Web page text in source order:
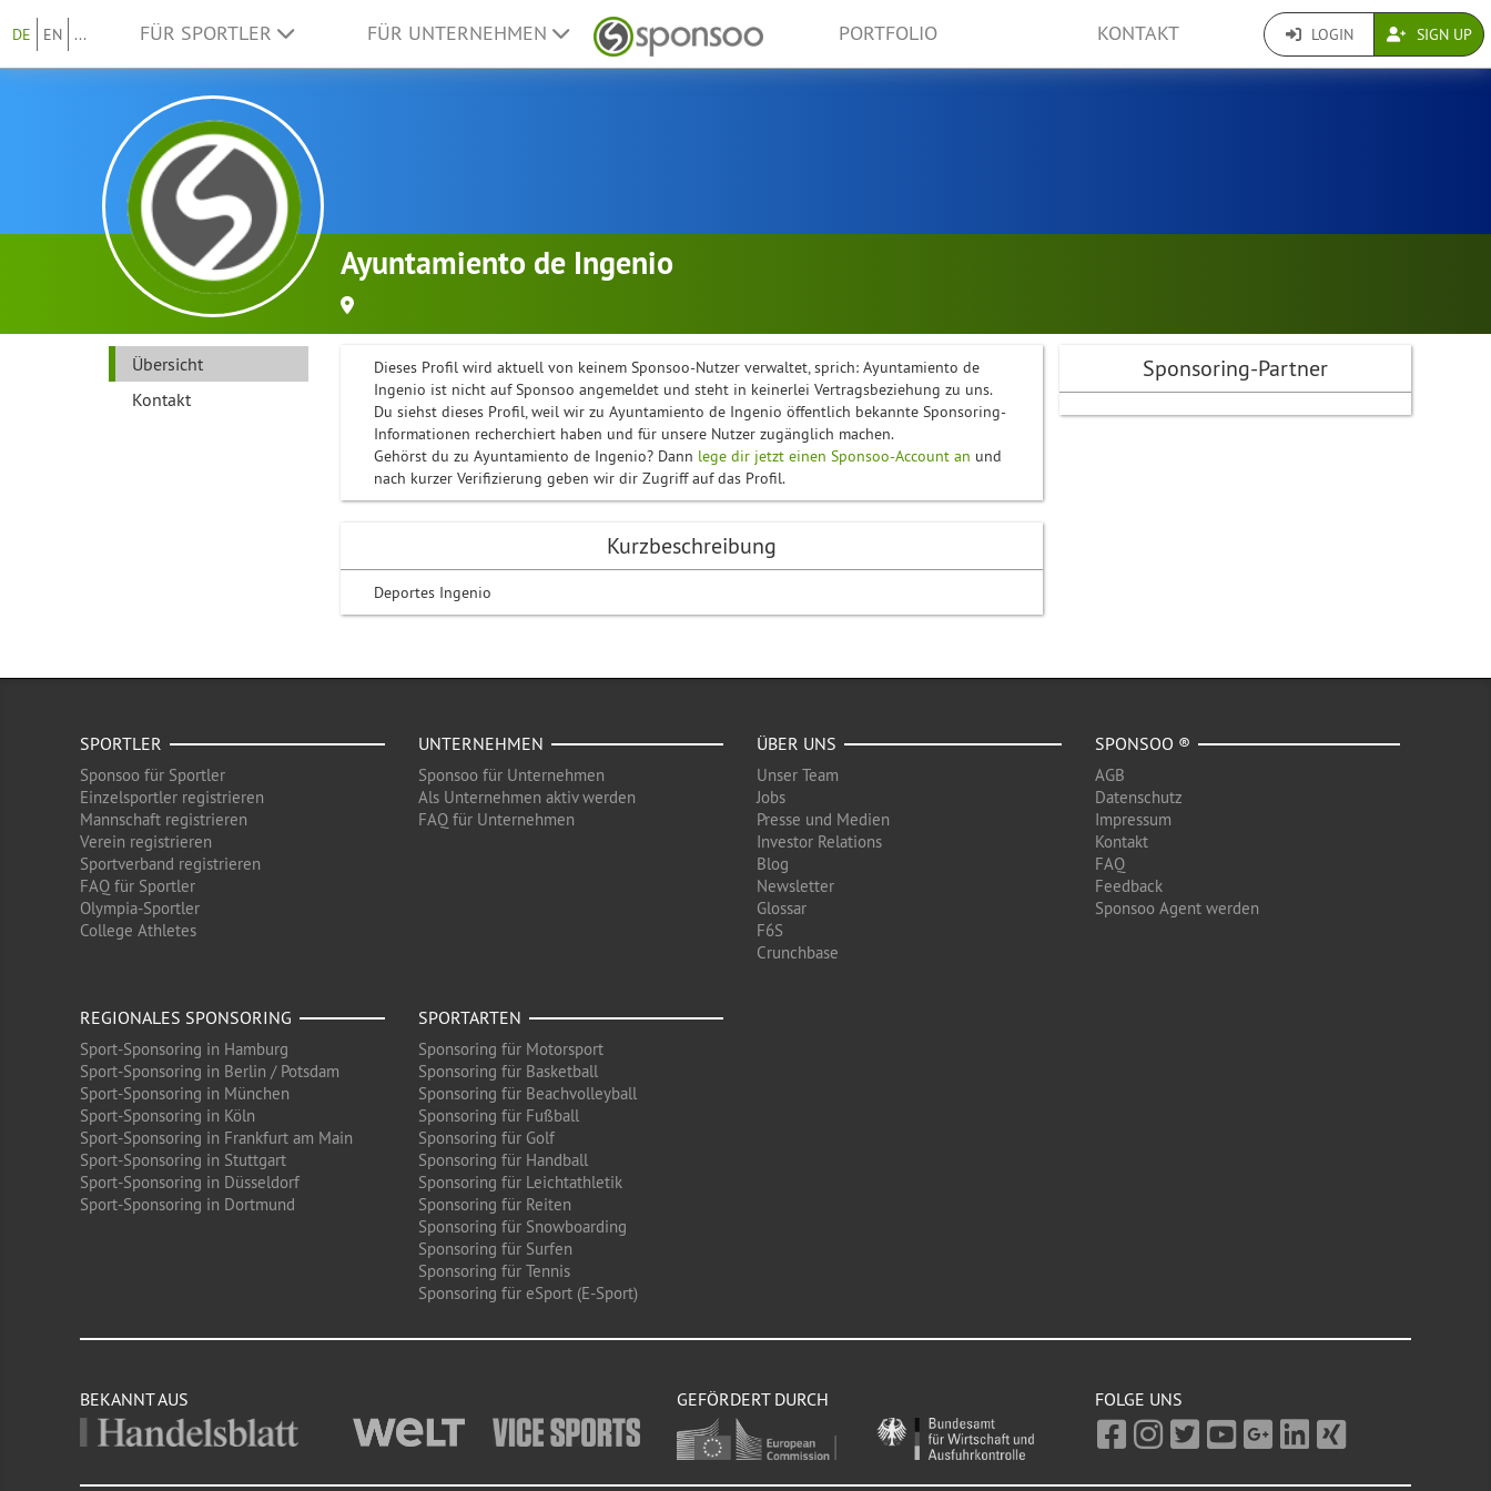
DE EN ... FÜR SPORTLER FÜR UNTERNEHMEN PORTFOLIO KONTAKT LOGIN SIGN UP
Ayuntamiento de Ingenio
Übersicht
Kontakt
Dieses Profil wird aktuell von keinem Sponsoo-Nutzer verwaltet, sprich: Ayuntamiento de
Ingenio ist nicht auf Sponsoo angemeldet und steht in keinerlei Vertragsbeziehung zu uns.
Du siehst dieses Profil, weil wir zu Ayuntamiento de Ingenio öffentlich bekannte Sponsoring-
Informationen recherchiert haben und für unsere Nutzer zugänglich machen.
Gehörst du zu Ayuntamiento de Ingenio? Dann lege dir jetzt einen Sponsoo-Account an und
nach kurzer Verifizierung geben wir dir Zugriff auf das Profil.
Kurzbeschreibung
Deportes Ingenio
Sponsoring-Partner
SPORTLER
Sponsoo für Sportler
Einzelsportler registrieren
Mannschaft registrieren
Verein registrieren
Sportverband registrieren
FAQ für Sportler
Olympia-Sportler
College Athletes
UNTERNEHMEN
Sponsoo für Unternehmen
Als Unternehmen aktiv werden
FAQ für Unternehmen
ÜBER UNS
Unser Team
Jobs
Presse und Medien
Investor Relations
Blog
Newsletter
Glossar
F6S
Crunchbase
SPONSOO ®
AGB
Datenschutz
Impressum
Kontakt
FAQ
Feedback
Sponsoo Agent werden
REGIONALES SPONSORING
Sport-Sponsoring in Hamburg
Sport-Sponsoring in Berlin / Potsdam
Sport-Sponsoring in München
Sport-Sponsoring in Köln
Sport-Sponsoring in Frankfurt am Main
Sport-Sponsoring in Stuttgart
Sport-Sponsoring in Düsseldorf
Sport-Sponsoring in Dortmund
SPORTARTEN
Sponsoring für Motorsport
Sponsoring für Basketball
Sponsoring für Beachvolleyball
Sponsoring für Fußball
Sponsoring für Golf
Sponsoring für Handball
Sponsoring für Leichtathletik
Sponsoring für Reiten
Sponsoring für Snowboarding
Sponsoring für Surfen
Sponsoring für Tennis
Sponsoring für eSport (E-Sport)
BEKANNT AUS GEFÖRDERT DURCH FOLGE UNS